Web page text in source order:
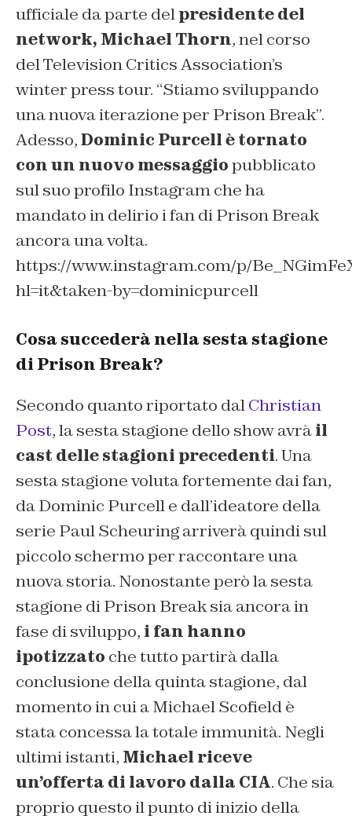
ufficiale da parte delpresidente del
network, Michael Thorn, nel corso
del Television Critics Association’s
winter press tour. “Stiamo sviluppando
una nuova iterazione per Prison Break”.
Adesso,Dominic Purcell è tornato
con un nuovo messaggiopubblicato
sul suo profilo Instagram che ha
mandato in delirio i fan di Prison Break
ancora una volta.
https://www.instagram.com/p/
hl=it&taken-by=dominicpurcell
Cosa succederà nella sesta stagione
di Prison Break?
Secondo quanto riportato dalChristian
Post, la sesta stagione dello show avràil
cast delle stagioni precedenti. Una
sesta stagione voluta fortemente dai fan,
da Dominic Purcell e dall’ideatore della
serie Paul Scheuring arriverà quindi sul
piccolo schermo per raccontare una
nuova storia. Nonostante però la sesta
stagione di Prison Break sia ancora in
fase di sviluppo, i fan hanno
ipotizzato che tutto partirà dalla
conclusione della quinta stagione, dal
momento in cui a Michael Scofield è
stata concessa la totale immunità. Negli
ultimi istanti, Michael riceve
un’offerta di lavoro dalla CIA. Che sia
proprio questo il punto di inizio della